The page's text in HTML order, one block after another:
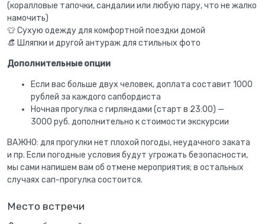
(коралловые тапочки, сандалии или любую пару, что не жалко
намочить)
👕 Сухую одежду для комфортной поездки домой
👒 Шляпки и другой антураж для стильных фото
Дополнительные опции
Если вас больше двух человек, доплата составит 1000
рублей за каждого сапбордиста
Ночная прогулка с гирляндами (старт в 23:00) —
3000 руб. дополнительно к стоимости экскурсии
ВАЖНО: для прогулки нет плохой погоды, неудачного заката
и пр. Если погодные условия будут угрожать безопасности,
мы сами напишем вам об отмене мероприятия; в остальных
случаях сап-прогулка состоится.
Место встречи